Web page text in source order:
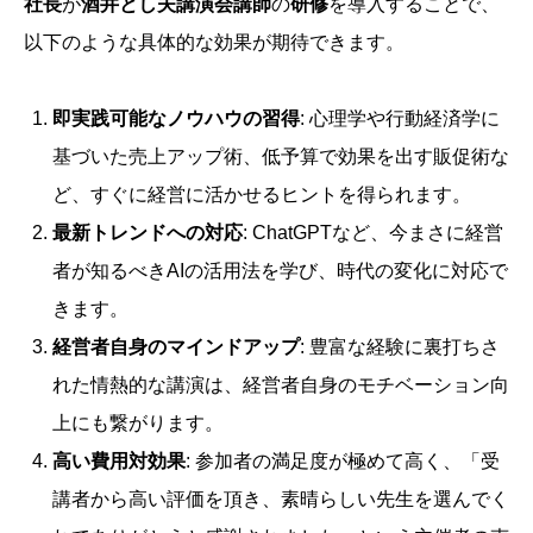
以下のような具体的な効果が期待できます。
即実践可能なノウハウの習得: 心理学や行動経済学に
基づいた売上アップ術、低予算で効果を出す販促術な
ど、すぐに経営に活かせるヒントを得られます。
最新トレンドへの対応: ChatGPTなど、今まさに経営
者が知るべきAIの活用法を学び、時代の変化に対応で
きます。
経営者自身のマインドアップ: 豊富な経験に裏打ちさ
れた情熱的な講演は、経営者自身のモチベーション向
上にも繋がります。
高い費用対効果: 参加者の満足度が極めて高く、「受
講者から高い評価を頂き、素晴らしい先生を選んでく